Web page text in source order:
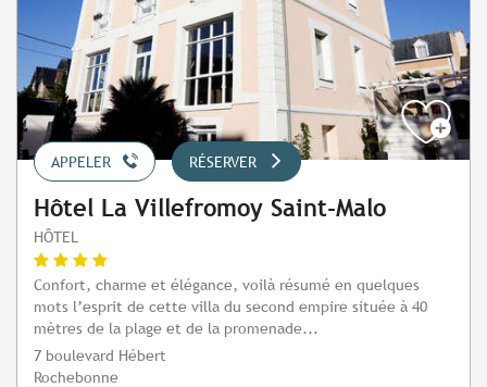
APPELER RÉSERVER
Hôtel La Villefromoy Saint-Malo
HÔTEL
Confort, charme et élégance, voilà résumé en quelques
mots l’esprit de cette villa du second empire située à 40
mètres de la plage et de la promenade...
7 boulevard Hébert
Rochebonne